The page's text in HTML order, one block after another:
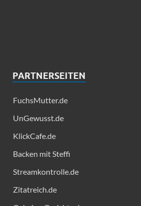
PARTNERSEITEN
FuchsMutter.de
UnGewusst.de
KlickCafe.de
Backen mit Steffi
Streamkontrolle.de
Zitatreich.de